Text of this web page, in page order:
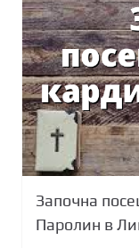
Започна
Паролин в